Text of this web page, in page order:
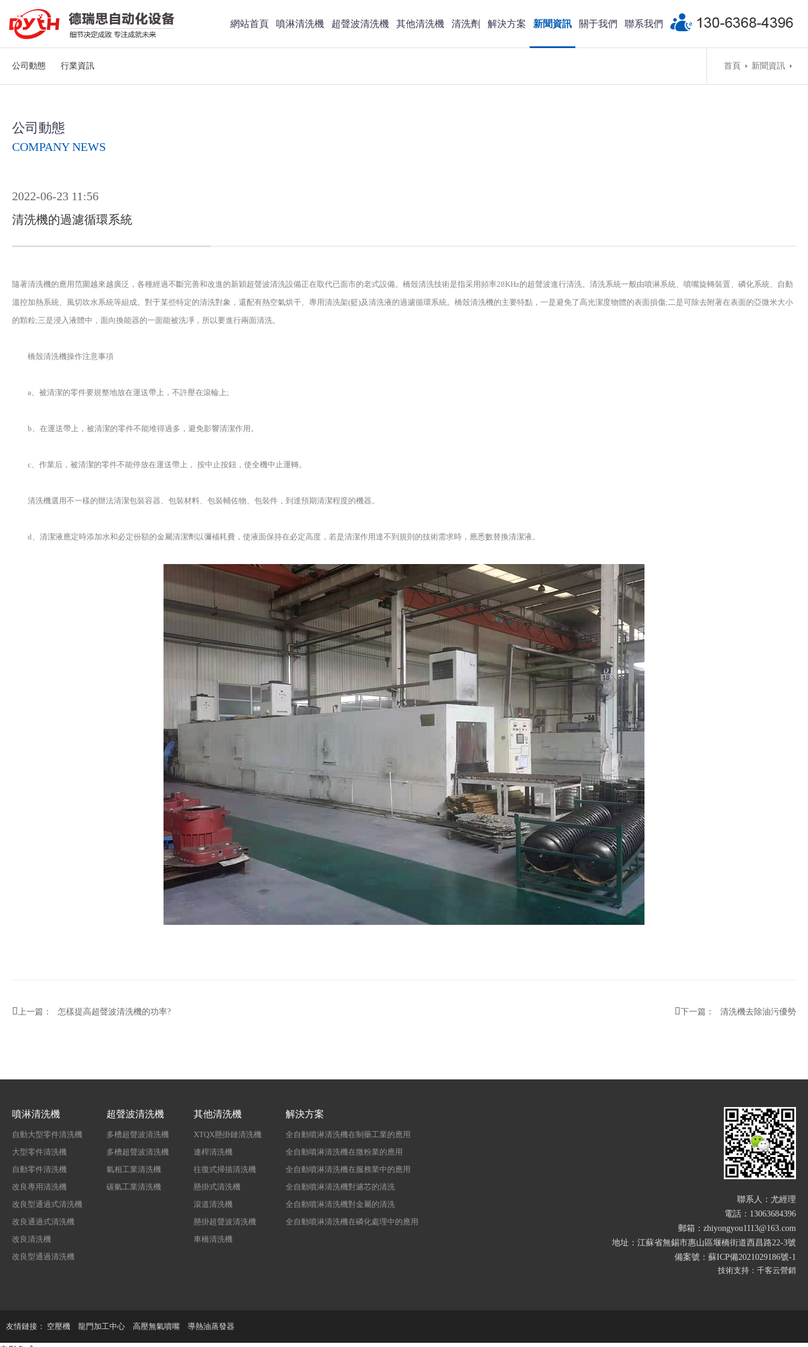
網站首頁 噴淋清洗機 超聲波清洗機 其他清洗機 清洗劑 解決方案 新聞資訊 關于我們 聯系我們
公司動態 行業資訊 首頁 新聞資訊
公司動態
COMPANY NEWS
2022-06-23 11:56
清洗機的過濾循環系統
隨著清洗機的應用范圍越來越廣泛，各種經過不斷完善和改進的新穎超聲波清洗設備正在取代已面市的老式設備。橋殼清洗技術是指采用頻率28KHz的超聲波進行清洗。清洗系統一般由噴淋系統、噴嘴旋轉裝置、磷化系統、自動
溫控加熱系統、風切吹水系統等組成。對于某些特定的清洗對象，還配有熱空氣烘干、專用清洗架(籃)及清洗液的過濾循環系統。橋殼清洗機的主要特點，一是避免了高光潔度物體的表面損傷;二是可除去附著在表面的亞微米大小
的顆粒;三是浸入液體中，面向換能器的一面能被洗凈，所以要進行兩面清洗。
橋殼清洗機操作注意事項
a、被清潔的零件要規整地放在運送帶上，不許壓在滾輪上;
b、在運送帶上，被清潔的零件不能堆得過多，避免影響清潔作用。
c、作業后，被清潔的零件不能停放在運送帶上， 按中止按鈕，使全機中止運轉。
清洗機選用不一樣的辦法清潔包裝容器、包裝材料、包裝輔佐物、包裝件，到達預期清潔程度的機器。
d、清潔液應定時添加水和必定份額的金屬清潔劑以彌補耗費，使液面保持在必定高度，若是清潔作用達不到規則的技術需求時，應悉數替換清潔液。
上一篇： 怎樣提高超聲波清洗機的功率? 下一篇： 清洗機去除油污優勢
噴淋清洗機
自動大型零件清洗機
大型零件清洗機
自動零件清洗機
改良專用清洗機
改良型通過式清洗機
改良通過式清洗機
改良清洗機
改良型通過清洗機
超聲波清洗機
多槽超聲波清洗機
多槽超聲波清洗機
氣相工業清洗機
碳氫工業清洗機
其他清洗機
XTQX懸掛鏈清洗機
連桿清洗機
往復式掃描清洗機
懸掛式清洗機
滾道清洗機
懸掛超聲波清洗機
車橋清洗機
解決方案
全自動噴淋清洗機在制藥工業的應用
全自動噴淋清洗機在微粉業的應用
全自動噴淋清洗機在服務業中的應用
全自動噴淋清洗機對濾芯的清洗
全自動噴淋清洗機對金屬的清洗
全自動噴淋清洗機在磷化處理中的應用
聯系人：尤經理
電話：13063684396
郵箱：zhiyongyou1113@163.com
地址：江蘇省無錫市惠山區堰橋街道西昌路22-3號
備案號：蘇ICP備2021029186號-1
技術支持：千客云營銷
友情鏈接： 空壓機 龍門加工中心 高壓無氣噴嘴 導熱油蒸發器